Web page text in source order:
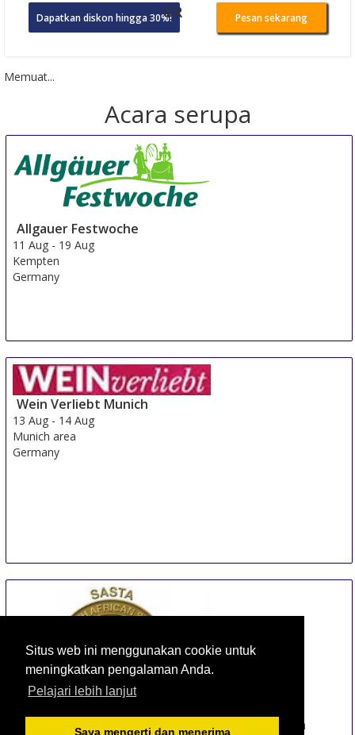
Situs web ini menggunakan cookie untuk
meningkatkan pengalaman Anda.
Pelajari lebih lanjut
Saya mengerti dan menerima
Dapatkan diskon hingga 30%!OR Pesan sekarang
Memuat...
Acara serupa
Allgauer Festwoche
11 Aug - 19 Aug
Kempten
Germany
Wein Verliebt Munich
13 Aug - 14 Aug
Munich area
Germany
South African Sugar Technologists Association